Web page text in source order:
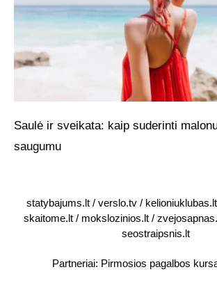
Saulė ir sveikata: kaip suderinti
saugumu
statybajums.lt/ verslo.tv/ kelioniuklubas.lt
skaitome.lt/ mokslozinios.lt/
seostraipsnis.lt
Partneriai: Pirmosios pagalbos